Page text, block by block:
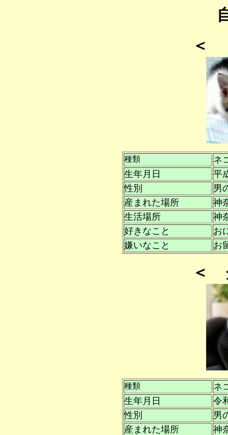
＜
種類
ネ
生年月日
平
性別
男
産まれた場所
神
生活場所
神
好きなこと
お
嫌いなこと
お
＜
種類
ネ
生年月日
令
性別
男
産まれた場所
神